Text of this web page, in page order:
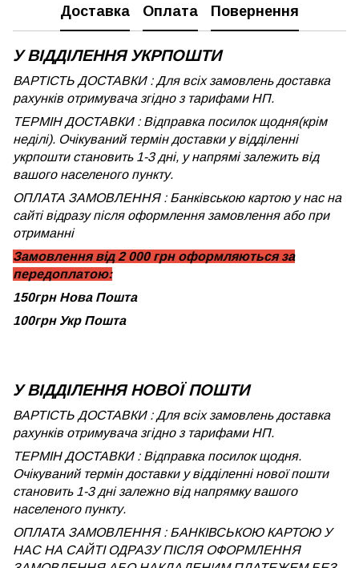
Доставка Оплата Повернення
У ВІДДІЛЕННЯ УКРПОШТИ
ВАРТІСТЬ ДОСТАВКИ : Для всіх замовлень доставка
рахунків отримувача згідно з тарифами НП.
ТЕРМІН ДОСТАВКИ : Відправка посилок щодня(крім
неділі). Очікуваний термін доставки у відділенні
укрпошти становить 1-3 дні, у напрямі залежить від
вашого населеного пункту.
ОПЛАТА ЗАМОВЛЕННЯ : Банківською картою у нас на
сайті відразу після оформлення замовлення або при
отриманні
Замовлення від 2 000 грн оформляються за
передоплатою:
150грн Нова Пошта
100грн Укр Пошта
У ВІДДІЛЕННЯ НОВОЇ ПОШТИ
ВАРТІСТЬ ДОСТАВКИ : Для всіх замовлень доставка
рахунків отримувача згідно з тарифами НП.
ТЕРМІН ДОСТАВКИ : Відправка посилок щодня.
Очікуваний термін доставки у відділенні нової пошти
становить 1-3 дні залежно від напрямку вашого
населеного пункту.
ОПЛАТА ЗАМОВЛЕННЯ : БАНКІВСЬКОЮ КАРТОЮ У
НАС НА САЙТІ ОДРАЗУ ПІСЛЯ ОФОРМЛЕННЯ